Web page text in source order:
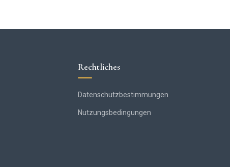
Rechtliches
Datenschutzbestimmungen
Nutzungsbedingungen